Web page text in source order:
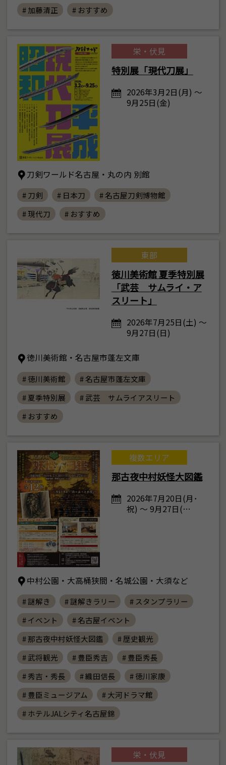
# 加藤清正
# おすすめ
栄・伏見
特別展「現代刀展」
2026年3月2日(月) ～
9月25日(金)
刀剣ワールド名古屋・丸の内 別館
# 刀剣 # 日本刀
# 名古屋刀剣博物館
# 現代刀
# おすすめ
東部
徳川美術館 夏季特別展
「武芸 サムライ・ア
スリート」
2026年7月25日(土) ～
9月27日(日)
徳川美術館・名古屋市蓬左文庫
# 徳川美術館
# 名古屋市蓬左文庫
# 夏季特別展
# 武芸 サムライアスリート
# おすすめ
複数エリア
那古夜中村妖怪大図鑑
2026年7月20日(月･
祝) ～ 9月27日(…
中村公園・大高桶狭間・名城公園・大須など
# 謎解き # 謎解きラリー
# スタンプラリー
# イベント
# 名古屋イベント
# 那古夜中村妖怪大図鑑
# 歴史観光
# 武将観光
# 豊臣秀吉
# 豊臣秀長
# 秀吉・秀長
# 織田信長
# 徳川家康
# 豊臣ミュージアム
# 大河ドラマ館
# ホテルJALシティ名古屋錦
栄・伏見